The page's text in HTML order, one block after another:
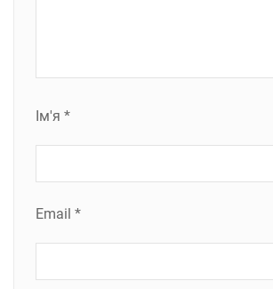
Ім'я *
Email *